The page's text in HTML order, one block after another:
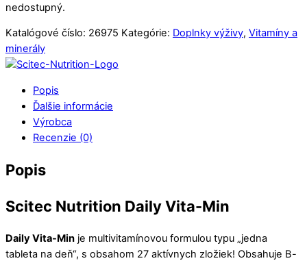
nedostupný.
Katalógové číslo: 26975 Kategórie: Doplnky výživy, Vitamíny a
minerály
Popis
Ďalšie informácie
Výrobca
Recenzie (0)
Popis
Scitec Nutrition Daily Vita-Min
Daily Vita-Min je multivitamínovou formulou typu „jedna
tableta na deň“, s obsahom 27 aktívnych zložiek! Obsahuje B-